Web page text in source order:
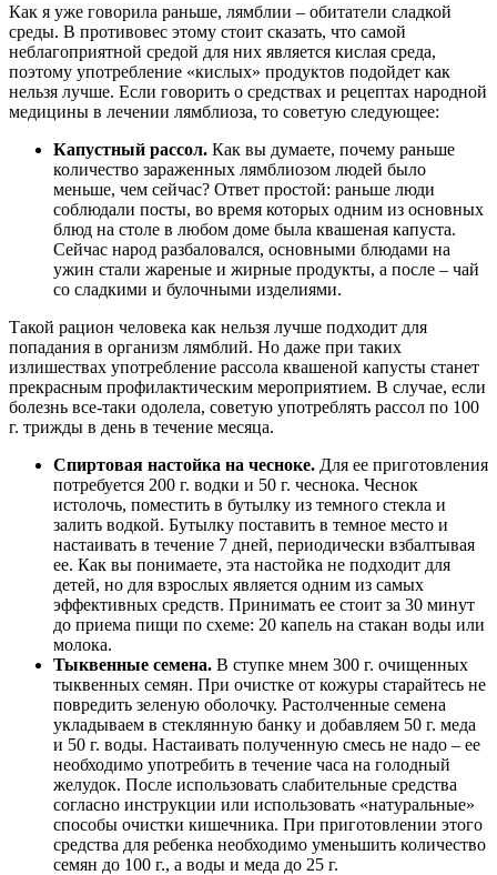
Как я уже говорила раньше, лямблии – обитатели сладкой
среды. В противовес этому стоит сказать, что самой
неблагоприятной средой для них является кислая среда,
поэтому употребление «кислых» продуктов подойдет как
нельзя лучше. Если говорить о средствах и рецептах народной
медицины в лечении лямблиоза, то советую следующее:
Капустный рассол. Как вы думаете, почему раньше
количество зараженных лямблиозом людей было
меньше, чем сейчас? Ответ простой: раньше люди
соблюдали посты, во время которых одним из основных
блюд на столе в любом доме была квашеная капуста.
Сейчас народ разбаловался, основными блюдами на
ужин стали жареные и жирные продукты, а после – чай
со сладкими и булочными изделиями.
Такой рацион человека как нельзя лучше подходит для
попадания в организм лямблий. Но даже при таких
излишествах употребление рассола квашеной капусты станет
прекрасным профилактическим мероприятием. В случае, если
болезнь все-таки одолела, советую употреблять рассол по 100
г. трижды в день в течение месяца.
Спиртовая настойка на чесноке. Для ее приготовления
потребуется 200 г. водки и 50 г. чеснока. Чеснок
истолочь, поместить в бутылку из темного стекла и
залить водкой. Бутылку поставить в темное место и
настаивать в течение 7 дней, периодически взбалтывая
ее. Как вы понимаете, эта настойка не подходит для
детей, но для взрослых является одним из самых
эффективных средств. Принимать ее стоит за 30 минут
до приема пищи по схеме: 20 капель на стакан воды или
молока.
Тыквенные семена. В ступке мнем 300 г. очищенных
тыквенных семян. При очистке от кожуры старайтесь не
повредить зеленую оболочку. Растолченные семена
укладываем в стеклянную банку и добавляем 50 г. меда
и 50 г. воды. Настаивать полученную смесь не надо – ее
необходимо употребить в течение часа на голодный
желудок. После использовать слабительные средства
согласно инструкции или использовать «натуральные»
способы очистки кишечника. При приготовлении этого
средства для ребенка необходимо уменьшить количество
семян до 100 г., а воды и меда до 25 г.